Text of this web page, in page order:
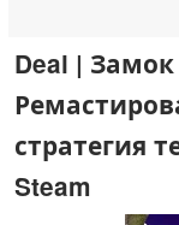
Deal |
стратегия
Steam